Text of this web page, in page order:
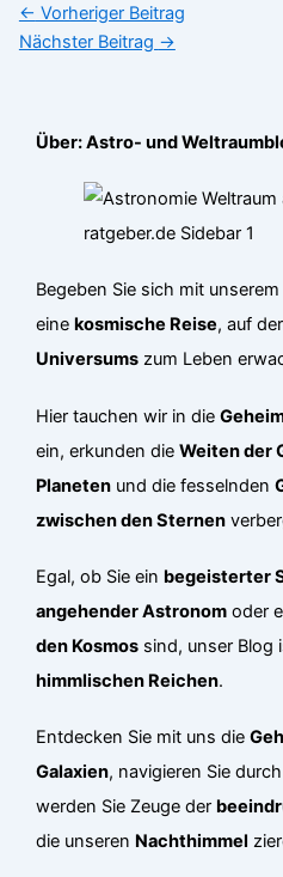
← Vorheriger Beitrag
Nächster Beitrag →
Über: Astro- und
Begeben Sie sich mit
eine kosmische Reise, auf
Universums zum Leben
Hier tauchen wir in die
ein, erkunden dieWeiten der
Planeten und die fesselnden
zwischen den Sternen
Egal, ob Sie ein begeisterter
angehender Astronom oder
den Kosmos sind, unser Blog
himmlischen Reichen.
Entdecken Sie mit uns die
Galaxien, navigieren Sie
werden Sie Zeuge der
die unseren Nachthimmel